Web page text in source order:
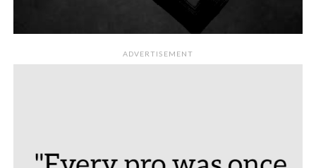
ADVERTISEMENT